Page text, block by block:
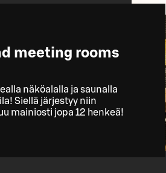
meeting rooms
näköalalla ja saunalla
Siellä järjestyy niin
mainiosti jopa 12 henkeä!